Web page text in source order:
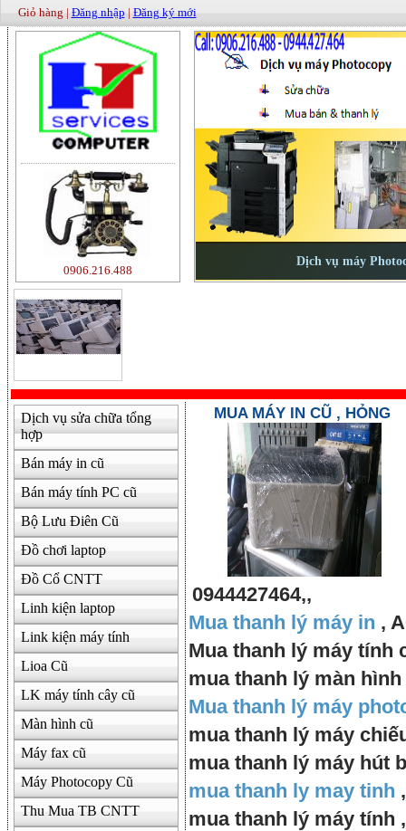
Giỏ hàng | Đăng nhập | Đăng ký mới
0906.216.488
Dịch vụ sửa chữa tổng
hợp
Bán máy in cũ
Bán máy tính PC cũ
Bộ Lưu Điên Cũ
Đồ chơi laptop
Đồ Cổ CNTT
Linh kiện laptop
Link kiện máy tính
Lioa Cũ
LK máy tính cây cũ
Màn hình cũ
Máy fax cũ
Máy Photocopy Cũ
Thu Mua TB CNTT
MUA MÁY IN CŨ , HỎNG
0944427464,,
Mua thanh lý máy in ,
Mua thanh lý máy tính
mua thanh lý màn
Mua thanh lý máy
mua thanh lý máy
mua thanh lý máy hút
mua thanh ly may tinh ,
mua thanh lý máy tính ,